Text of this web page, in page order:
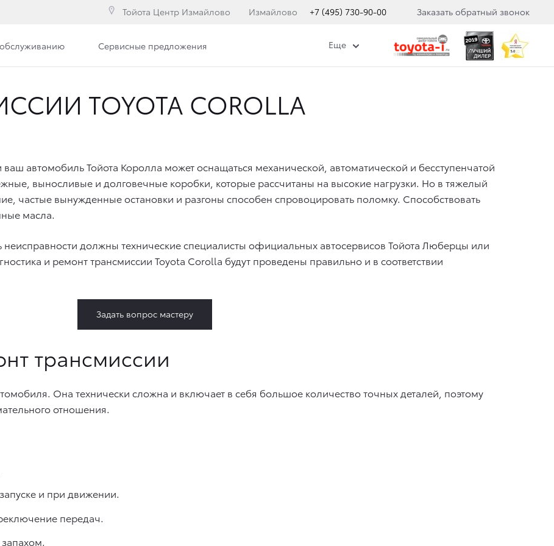
Тойота Центр Измайлово Измайлово +7 (495) 730-90-00 Заказать обратный звонок
Сервисные предложения Еще
TOYOTA COROLLA
автомобиль Тойота Королла может оснащаться механической, автоматической и бесступенчатой
выносливые и долговечные коробки, которые рассчитаны на высокие нагрузки. Но в тяжелый
частые вынужденные остановки и разгоны способен спровоцировать поломку. Способствовать
масла.
должны технические специалисты официальных автосервисов Тойота Люберцы или
и ремонт трансмиссии Toyota Corolla будут проведены правильно и в соответствии
Задать вопрос мастеру
трансмиссии
Она технически сложна и включает в себя большое количество точных деталей, поэтому
отношения.
и при движении.
передач.